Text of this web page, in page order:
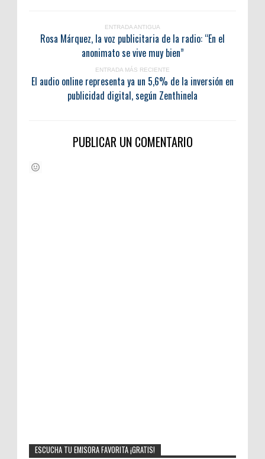
ENTRADA ANTIGUA
Rosa Márquez, la voz publicitaria de la radio: “En el
anonimato se vive muy bien”
ENTRADA MÁS RECIENTE
El audio online representa ya un 5,6% de la inversión en
publicidad digital, según Zenthinela
PUBLICAR UN COMENTARIO
ESCUCHA TU EMISORA FAVORITA ¡GRATIS!